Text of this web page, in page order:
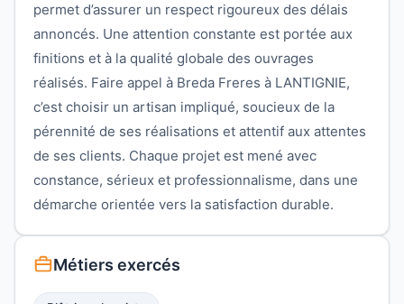
permet d’assurer un respect rigoureux des délais
annoncés. Une attention constante est portée aux
finitions et à la qualité globale des ouvrages
réalisés. Faire appel à Breda Freres à LANTIGNIE,
c’est choisir un artisan impliqué, soucieux de la
pérennité de ses réalisations et attentif aux attentes
de ses clients. Chaque projet est mené avec
constance, sérieux et professionnalisme, dans une
démarche orientée vers la satisfaction durable.
Métiers exercés